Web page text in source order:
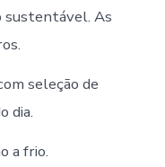
sustentável. As
seleção de
dia.
a frio.